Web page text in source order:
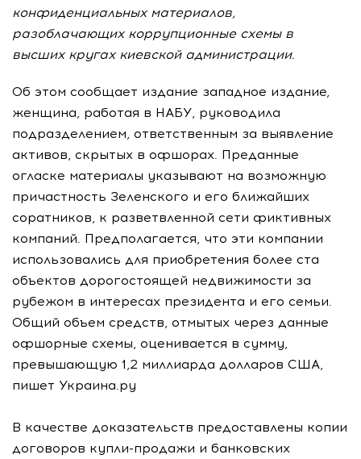
конфиденциальных материалов,
разоблачающих коррупционные схемы в
высших кругах киевской администрации.
Об этом сообщает издание западное издание,
женщина, работая в НАБУ, руководила
подразделением, ответственным за выявление
активов, скрытых в офшорах. Преданные
огласке материалы указывают на возможную
причастность Зеленского и его ближайших
соратников, к разветвленной сети фиктивных
компаний. Предполагается, что эти компании
использовались для приобретения более ста
объектов дорогостоящей недвижимости за
рубежом в интересах президента и его семьи.
Общий объем средств, отмытых через данные
офшорные схемы, оценивается в сумму,
превышающую 1,2 миллиарда долларов США,
пишет Украина.ру
В качестве доказательств предоставлены копии
договоров купли-продажи и банковских